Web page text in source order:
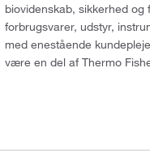
biovidenskab, sikkerhed
forbrugsvarer, udstyr,
med enestående
være en del af Thermo